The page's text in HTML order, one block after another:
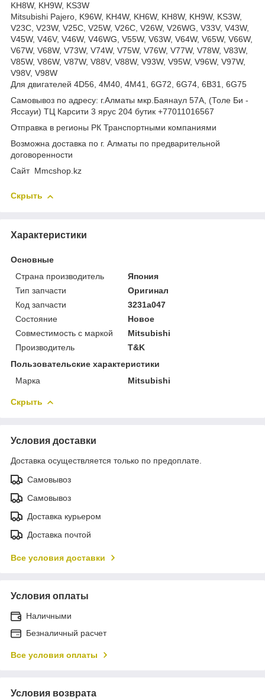
KH8W, KH9W, KS3W
Mitsubishi Pajero, K96W, KH4W, KH6W, KH8W, KH9W, KS3W,
V23C, V23W, V25C, V25W, V26C, V26W, V26WG, V33V, V43W,
V45W, V46V, V46W, V46WG, V55W, V63W, V64W, V65W, V66W,
V67W, V68W, V73W, V74W, V75W, V76W, V77W, V78W, V83W,
V85W, V86W, V87W, V88V, V88W, V93W, V95W, V96W, V97W,
V98V, V98W
Для двигателей 4D56, 4M40, 4M41, 6G72, 6G74, 6B31, 6G75
Самовывоз по адресу: г.Алматы мкр.Баянаул 57А, (Толе Би -
Яссауи) ТЦ Карсити 3 ярус 204 бутик +77011016567
Отправка в регионы РК Транспортными компаниями
Возможна доставка по г. Алматы по предварительной
договоренности
Cайт Mmcshop.kz
Скрыть
Характеристики
Основные
Страна производитель
Япония
Тип запчасти
Оригинал
Код запчасти
3231a047
Состояние
Новое
Совместимость с маркой
Mitsubishi
Производитель
T&K
Пользовательские характеристики
Марка
Mitsubishi
Скрыть
Условия доставки
Доставка осуществляется только по предоплате.
Самовывоз
Самовывоз
Доставка курьером
Доставка почтой
Все условия доставки
Условия оплаты
Наличными
Безналичный расчет
Все условия оплаты
Условия возврата